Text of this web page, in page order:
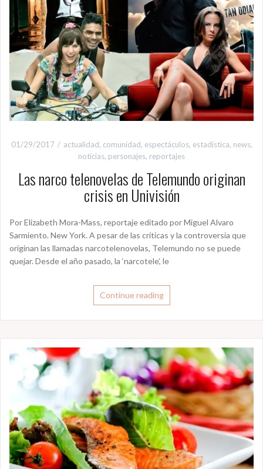
01/29/2017 actualidad, comunidad, espectáculos, estadística, news,
noticias, personajes, reportajes
Las narco telenovelas de Telemundo originan
crisis en Univisión
Por Elizabeth Mora-Mass, reportaje editado por Miguel Alvaro
Sarmiento. New York. A pesar de las críticas y la controversia que
originan las llamadas narcotelenovelas, Telemundo no se puede
quejar. Desde el año pasado, la ‘narcotele’, le
Continue reading